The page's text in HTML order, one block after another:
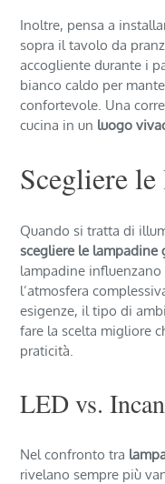
Inoltre, pensa a
sopra il tavolo da
accogliente durante i
bianco caldo per
confortevole. Una
cucina in un luogo
Scegliere
Quando si tratta di
scegliere le lampadine
lampadine
l’atmosfera
esigenze, il tipo di
fare la scelta migliore
praticità.
LED vs.
Nel confronto tra
rivelano sempre più